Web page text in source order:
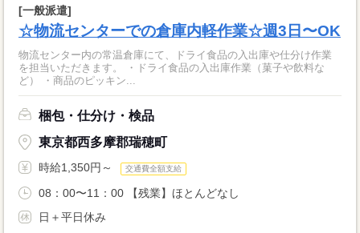
[一般派遣]
☆物流センターでの倉庫内軽作業☆週3日〜OK
物流センター内の常温倉庫にて、ドライ食品の入出庫や仕分け作業
を担当いただきます。 ・ドライ食品の入出庫作業（菓子や飲料な
ど） ・商品のピッキン...
梱包・仕分け・検品
東京都西多摩郡瑞穂町
時給1,350円～ 交通費全額支給
08：00〜11：00 【残業】ほとんどなし
日＋平日休み